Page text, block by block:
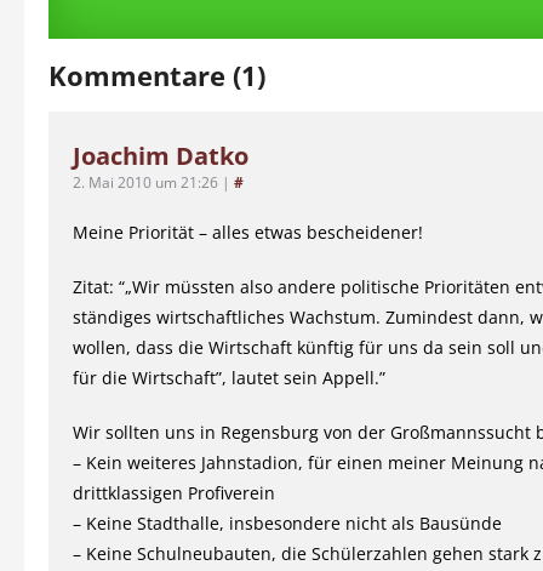
Kommentare (1)
Joachim Datko
2. Mai 2010 um 21:26 | #
Meine Priorität – alles etwas bescheidener!
Zitat: “„Wir müssten also andere politische Prioritäten
ständiges wirtschaftliches Wachstum. Zumindest dann,
wollen, dass die Wirtschaft künftig für uns da sein soll
für die Wirtschaft”, lautet sein Appell.”
Wir sollten uns in Regensburg von der Großmannssucht
– Kein weiteres Jahnstadion, für einen meiner Meinung
drittklassigen Profiverein
– Keine Stadthalle, insbesondere nicht als Bausünde
– Keine Schulneubauten, die Schülerzahlen gehen stark